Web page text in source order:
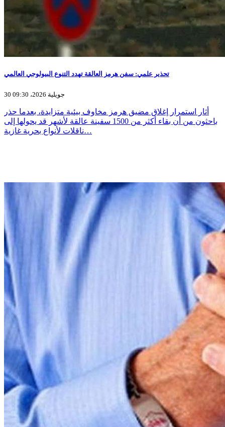
تحذير علمي: سفن هرمز العالقة تهدد التنوع البيولوجي العالمي
30 جويلية 2026، 09:30
أثار استمرار إغلاق مضيق هرمز مخاوف بيئية متزايدة، بعدما حذر
باحثون من أن بقاء أكثر من 1500 سفينة عالقة لأشهر قد يحولها إلى
ناقلات لأنواع بحرية غازية…